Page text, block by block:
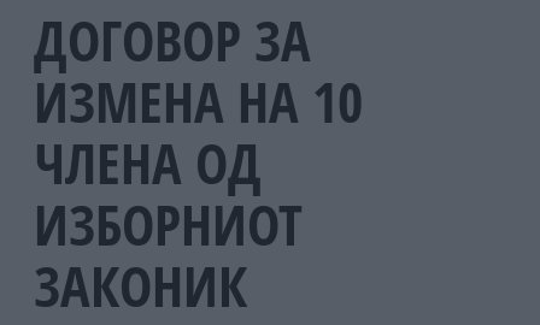
ДОГОВОР ЗА
ИЗМЕНА НА 10
ЧЛЕНА ОД
ИЗБОРНИОТ
ЗАКОНИК